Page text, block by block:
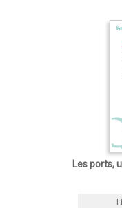
Les ports,